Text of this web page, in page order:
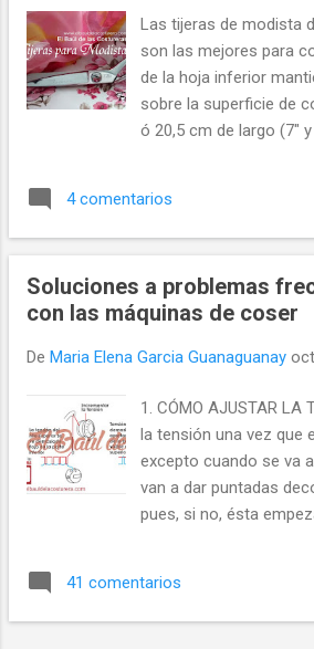
Las tijeras de modista
son las mejores para
de la hoja inferior
sobre la superficie de
ó 20,5 cm de largo (7"
cm respectivamente).
hoja conveniente para
modelos para zurdos.
de modista de 6" de la
tenemos las manos
25 US$ y
con hojas aserradas o
4 comentarios
Soluciones a problemas
con las máquinas de coser
De Maria Elena Garcia Guanaguanay
1. CÓMO AJUSTAR LA
la tensión una vez que
excepto cuando se va
van a dar puntadas
pues, si no, ésta
desajustada. Si
de la tea, es señal de
41 comentarios